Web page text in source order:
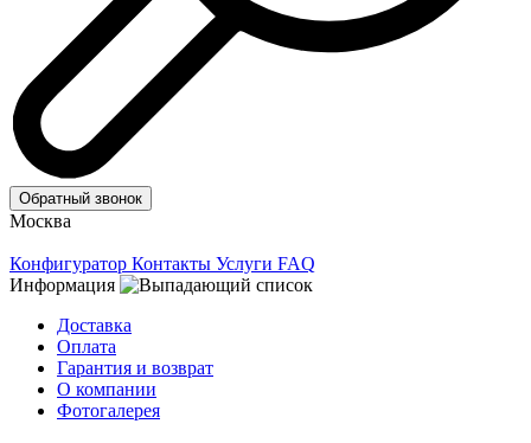
Обратный звонок
Москва
Конфигуратор Контакты Услуги FAQ
Информация
Доставка
Оплата
Гарантия и возврат
О компании
Фотогалерея